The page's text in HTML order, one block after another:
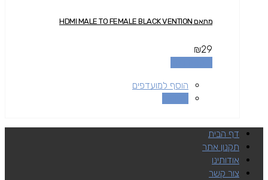
מתאם HDMI MALE TO FEMALE BLACK VENTION
₪29
הוסף למועדפים
דף הבית
תקנון אתר
אודותינו
צור קשר